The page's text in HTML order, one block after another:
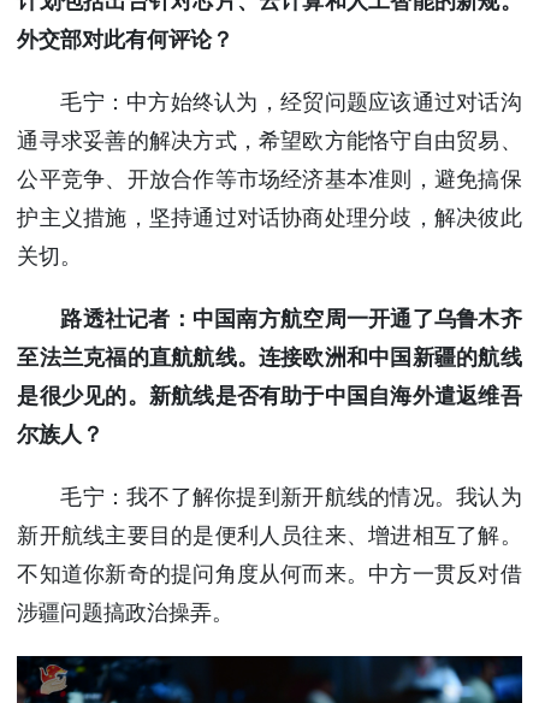
外交部对此有何评论？
毛宁：中方始终认为，经贸问题应该通过对话沟
通寻求妥善的解决方式，希望欧方能恪守自由贸易、
公平竞争、开放合作等市场经济基本准则，避免搞保
护主义措施，坚持通过对话协商处理分歧，解决彼此
关切。
路透社记者：中国南方航空周一开通了乌鲁木齐
至法兰克福的直航航线。连接欧洲和中国新疆的航线
是很少见的。新航线是否有助于中国自海外遣返维吾
尔族人？
毛宁：我不了解你提到新开航线的情况。我认为
新开航线主要目的是便利人员往来、增进相互了解。
不知道你新奇的提问角度从何而来。中方一贯反对借
涉疆问题搞政治操弄。